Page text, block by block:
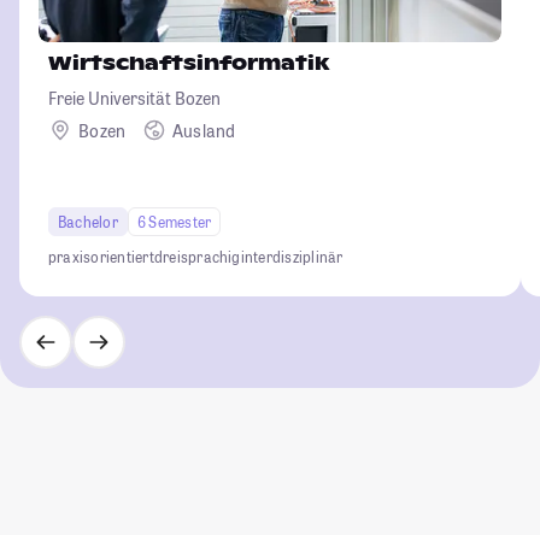
Wirtschaftsinformatik
Freie Universität Bozen
Bozen
Ausland
Bachelor
6 Semester
praxisorientiertdreisprachiginterdisziplinär